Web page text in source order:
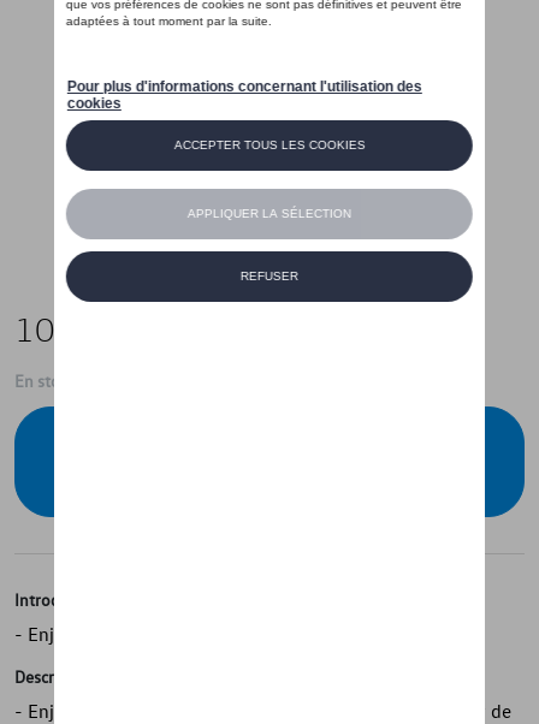
109,00 €
En stock
Introduction
- Enjoliveur Volkswagen d'origine
Description
- Enjoliveurs Volkswagen d'origine - Pour jantes en acier de